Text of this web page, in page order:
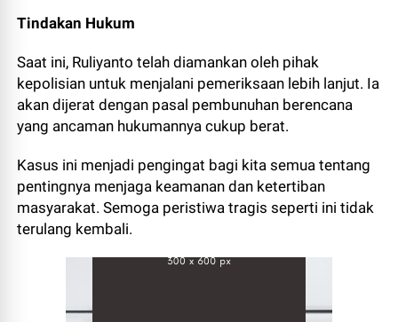
Tindakan Hukum
Saat ini, Ruliyanto telah diamankan oleh pihak
kepolisian untuk menjalani pemeriksaan lebih lanjut. Ia
akan dijerat dengan pasal pembunuhan berencana
yang ancaman hukumannya cukup berat.
Kasus ini menjadi pengingat bagi kita semua tentang
pentingnya menjaga keamanan dan ketertiban
masyarakat. Semoga peristiwa tragis seperti ini tidak
terulang kembali.